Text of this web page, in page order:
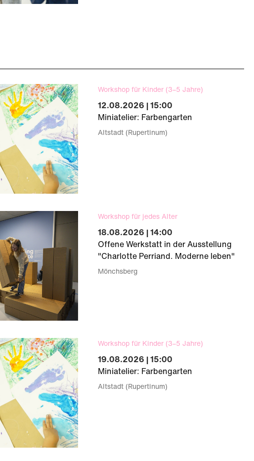
Workshop für Kinder (3–5 Jahre)
12.08.2026 | 15:00
Miniatelier: Farbengarten
Altstadt (Rupertinum)
Workshop für jedes Alter
18.08.2026 | 14:00
Offene Werkstatt in der Ausstellung
"Charlotte Perriand. Moderne leben"
Mönchsberg
Workshop für Kinder (3–5 Jahre)
19.08.2026 | 15:00
Miniatelier: Farbengarten
Altstadt (Rupertinum)